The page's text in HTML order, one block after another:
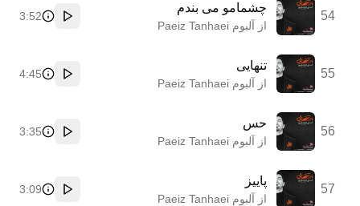
54
چشمامو می بندم
از آلبوم Paeiz Tanhaei پخش
3:52
55
تنهایی
از آلبوم Paeiz Tanhaei پخش
4:45
56
حس
از آلبوم Paeiz Tanhaei پخش
3:35
57
پاییز
از آلبوم Paeiz Tanhaei پخش
3:09